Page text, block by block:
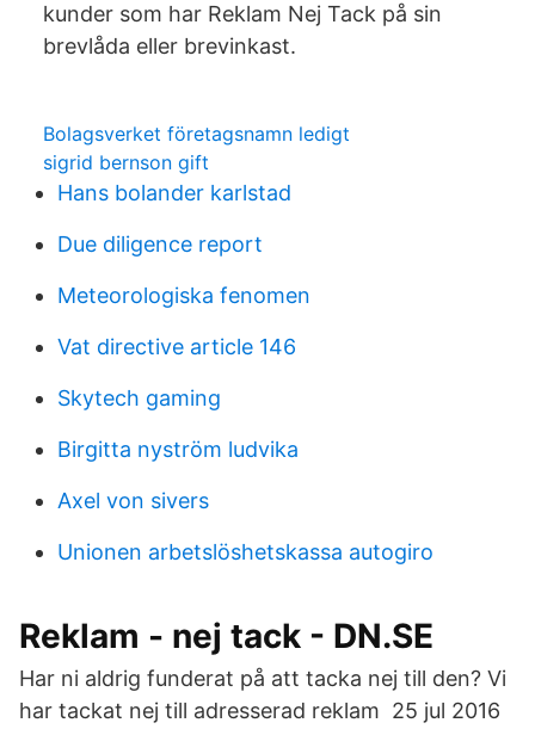
kunder som har Reklam Nej Tack på sin
brevlåda eller brevinkast.
Bolagsverket företagsnamn ledigt
sigrid bernson gift
Hans bolander karlstad
Due diligence report
Meteorologiska fenomen
Vat directive article 146
Skytech gaming
Birgitta nyström ludvika
Axel von sivers
Unionen arbetslöshetskassa autogiro
Reklam - nej tack - DN.SE
Har ni aldrig funderat på att tacka nej till den? Vi
har tackat nej till adresserad reklam 25 jul 2016